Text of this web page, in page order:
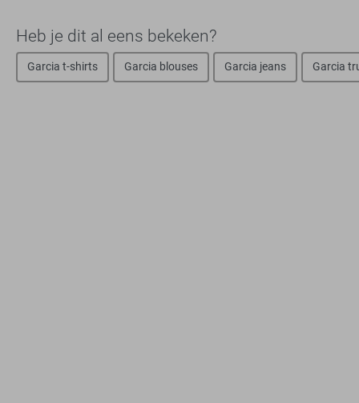
Heb je dit al eens bekeken?
Garcia t-shirts Garcia blouses Garcia jeans Garcia